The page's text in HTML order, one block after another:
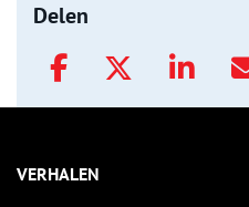
Delen
VERHALEN